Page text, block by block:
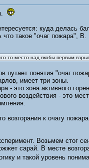
куда делась
что такое "очаг пожара",
то место над якобы первым
путает понятия "очаг
имеет три зоны.
- это зона активного
воздействия - это
возгорания к очагу
Возьмем стог
сарай. В месте
и такой уровень